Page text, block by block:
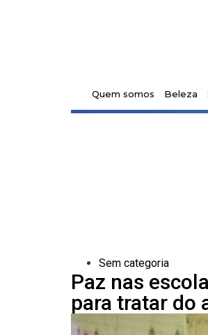
Quem somos Beleza
Sem categoria
Paz nas
para tratar do